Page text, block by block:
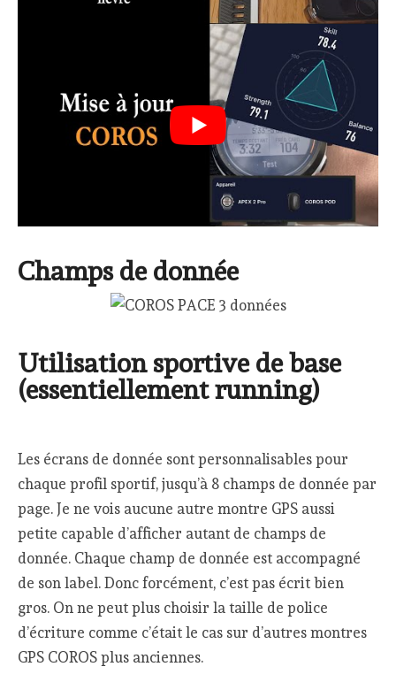
Champs de donnée
Utilisation sportive de base
(essentiellement running)
Les écrans de donnée sont personnalisables pour
chaque profil sportif, jusqu’à 8 champs de donnée par
page. Je ne vois aucune autre montre GPS aussi
petite capable d’afficher autant de champs de
donnée. Chaque champ de donnée est accompagné
de son label. Donc forcément, c’est pas écrit bien
gros. On ne peut plus choisir la taille de police
d’écriture comme c’était le cas sur d’autres montres
GPS COROS plus anciennes.